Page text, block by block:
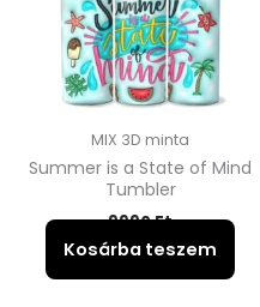
MIX 3D minta
Summer is a State of Mind
Tumbler
9990Ft
Kosárba teszem